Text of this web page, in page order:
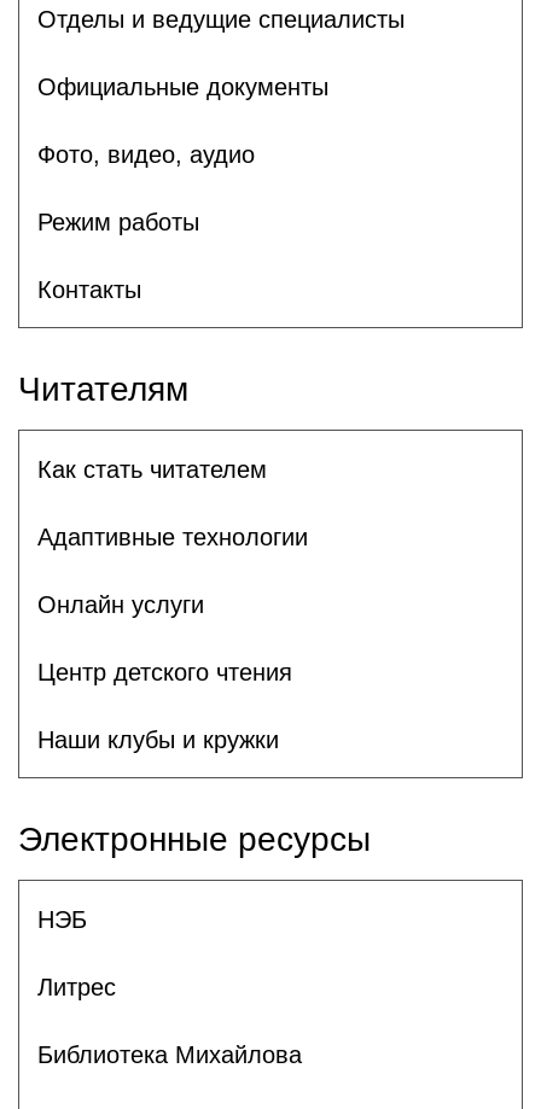
Отделы и ведущие специалисты
Официальные документы
Фото, видео, аудио
Режим работы
Контакты
Читателям
Как стать читателем
Адаптивные технологии
Онлайн услуги
Центр детского чтения
Наши клубы и кружки
Электронные ресурсы
НЭБ
Литрес
Библиотека Михайлова